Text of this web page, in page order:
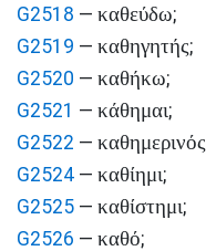
G2518 — καθεύδω;
G2519 — καθηγητής;
G2520 — καθήκω;
G2521 — κάθημαι;
G2522 — καθημερινός
G2524 — καθίημι;
G2525 — καθίστημι;
G2526 — καθό;